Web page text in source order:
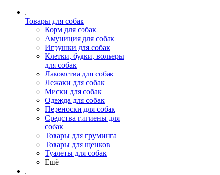
Товары для собак
Корм для собак
Амуниция для собак
Игрушки для собак
Клетки, будки, вольеры
для собак
Лакомства для собак
Лежаки для собак
Миски для собак
Одежда для собак
Переноски для собак
Средства гигиены для
собак
Товары для груминга
Товары для щенков
Туалеты для собак
Ещё